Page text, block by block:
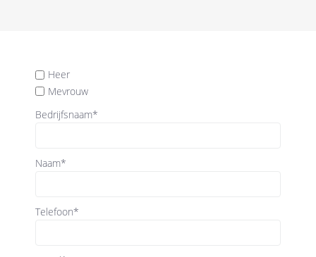
Heer
Mevrouw
Bedrijfsnaam*
Naam*
Telefoon*